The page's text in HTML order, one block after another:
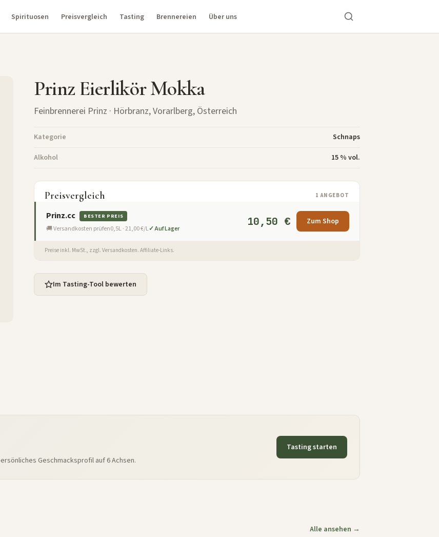
Spirituosen Preisvergleich Tasting Brennereien Über uns
Prinz Eierlikör Mokka
Feinbrennerei Prinz · Hörbranz, Vorarlberg, Österreich
Kategorie
Schnaps
Alkohol
15 % vol.
Preisvergleich 1 ANGEBOT
Prinz.cc BESTER PREIS
🚚 Versandkosten prüfen0,5L · 21,00 €/L✓ Auf Lager
10,50 € Zum Shop
Preise inkl. MwSt., zzgl. Versandkosten. Affiliate-Links.
Im Tasting-Tool bewerten
Geschmacksprofil auf 6 Achsen.
Tasting starten
Alle ansehen →